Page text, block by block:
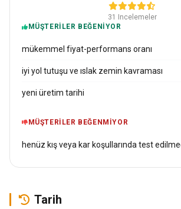
31 Incelemeler
MÜŞTERILER BEĞENIYOR
mükemmel fiyat-performans oranı
iyi yol tutuşu ve ıslak zemin kavraması
yeni üretim tarihi
MÜŞTERILER BEĞENMIYOR
henüz kış veya kar koşullarında test
Tarih